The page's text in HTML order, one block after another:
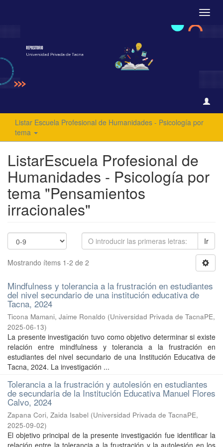
Listar Escuela Profesional de Humanidades - Psicología por
tema
ListarEscuela Profesional de
Humanidades - Psicología por
tema "Pensamientos
irracionales"
Ir
Mostrando ítems 1-2 de 2
Mindfulness y tolerancia a la frustración en estudiantes
del nivel secundario de una institución educativa de
Tacna, 2024
Ticona Mamani, Jaime Ronaldo (Universidad Privada de TacnaPE,
2025-06-13)
La presente investigación tuvo como objetivo determinar si existe
relación entre mindfulness y tolerancia a la frustración en
estudiantes del nivel secundario de una Institución Educativa de
Tacna, 2024. La investigación ...
Tolerancia a la frustración y autolesión en estudiantes
de secundaria de la Institución Educativa Manuel Flores
Calvo, 2024
Zapana Cori, Zaida Isabel (Universidad Privada de TacnaPE,
2025-09-02)
El objetivo principal de la presente investigación fue identificar la